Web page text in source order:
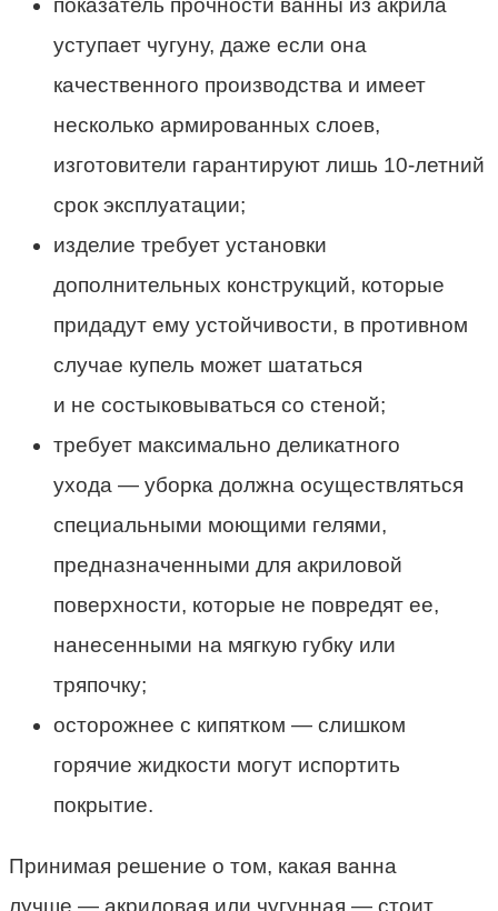
уступает чугуну, даже если она
качественного производства и имеет
несколько армированных слоев,
изготовители гарантируют лишь 10-летний
срок эксплуатации;
изделие требует установки
дополнительных конструкций, которые
придадут ему устойчивости, в противном
случае купель может шататься
и не состыковываться со стеной;
требует максимально деликатного
ухода — уборка должна осуществляться
специальными моющими гелями,
предназначенными для акриловой
поверхности, которые не повредят ее,
нанесенными на мягкую губку или
тряпочку;
осторожнее с кипятком — слишком
горячие жидкости могут испортить
покрытие.
Принимая решение о том, какая ванна
лучше — акриловая или чугунная — стоит